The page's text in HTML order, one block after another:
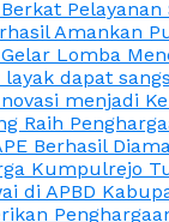
Amankan
Lomba
dapat
menjadi
Raih
Berhasil
Kumpulrejo
di APBD